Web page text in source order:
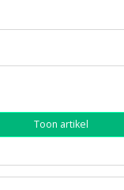
Toon artikel